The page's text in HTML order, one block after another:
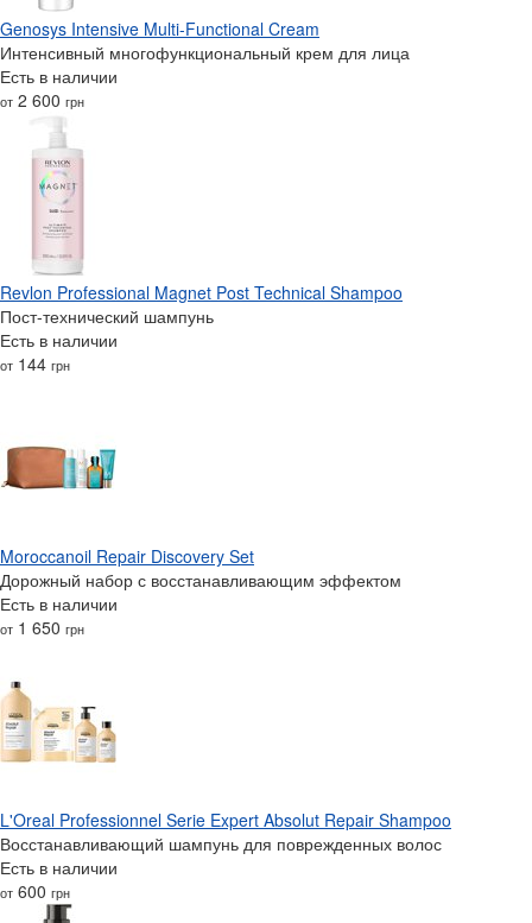
Genosys Intensive Multi-Functional Cream
Интенсивный многофункциональный крем для лица
Есть в наличии
от 2 600 грн
Revlon Professional Magnet Post Technical Shampoo
Пост-технический шампунь
Есть в наличии
от 144 грн
Moroccanoil Repair Discovery Set
Дорожный набор с восстанавливающим эффектом
Есть в наличии
от 1 650 грн
L'Oreal Professionnel Serie Expert Absolut Repair Shampoo
Восстанавливающий шампунь для поврежденных волос
Есть в наличии
от 600 грн